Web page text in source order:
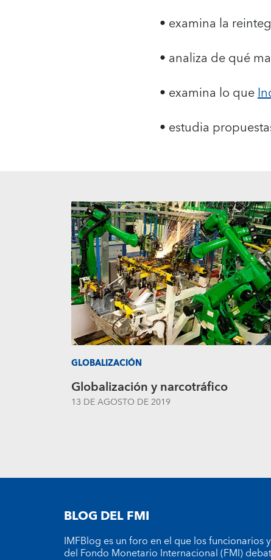
• examina la
• analiza de qué
• examina lo que
• estudia
GLOBALIZACIÓN
Globalización y narcotráfico
13 DE AGOSTO DE 2019
BLOG DEL FMI
IMFBlog es un foro en el que los funcionarios
del Fondo Monetario Internacional (FMI)